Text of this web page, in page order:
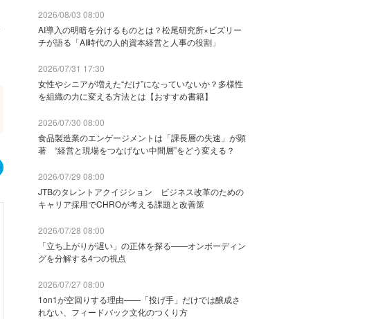
2026/08/03 08:00
AI導入の明暗を分けるものとは？松尾研究所×ビズリー
チが語る「AI時代の人的資本経営と人事の役割」
2026/07/31 17:30
女性やシニアが増えた“だけ”になっていないか？多様性
を組織の力に変える方法とは【おすすめ書籍】
2026/07/30 08:00
食品製造業のエンゲージメントは「課長層の失速」が顕
著 “経営と現場をつなげない中間層”をどう変える？
2026/07/29 08:00
JTBのタレントアクイジション ビジネス改革のための
キャリア採用でCHROが考える課題と改善策
2026/07/28 08:00
「立ち上がりが遅い」の正体を探る——オンボーディン
グを分解する4つの視点
2026/07/27 08:00
1on1が空回りする理由——「投げ手」だけでは醸成さ
れない、フィードバック文化のつくり方